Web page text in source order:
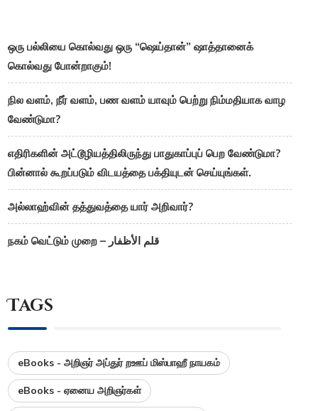
ஒரு பல்லியை கொல்வது ஒரு “ஷெய்தான்” ஷாத்தானைக்
கொல்வது போன்றாகும்!
நில வளம், நீர் வளம், பண வளம் யாவும் பெற்று நிம்மதியாக வாழ
வேண்டுமா?
எதிரிகளின் அட்டூழியத்திலிருந்து பாதுகாப்புப் பெற வேண்டுமா?
பின்னால் கூறப்படும் விடயத்தை பக்தியுடன் செய்யுங்கள்.
அல்லாஹ்வின் தத்துவத்தை யார் அறிவார்?
நகம் வெட்டும் முறை – قلم الأظفار
Tags
eBooks - அறிஞர் அப்துர் றஊப் மிஸ்பாஹீ நாயகம்
eBooks - ஏனைய அறிஞர்கள்